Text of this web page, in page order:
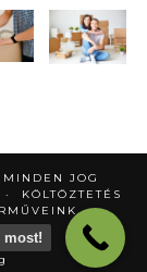
JOG
KÖLTÖZTETÉS
most!